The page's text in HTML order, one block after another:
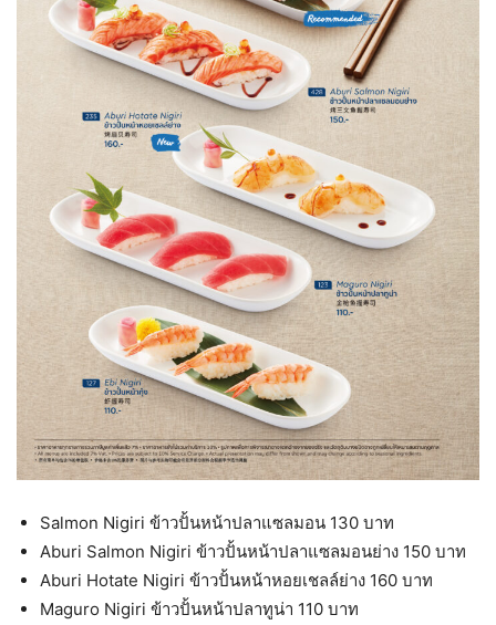
Salmon Nigiri ข้าวปั้นหน้าปลาแซลมอน 130 บาท
Aburi Salmon Nigiri ข้าวปั้นหน้าปลาแซลมอนย่าง 150 บาท
Aburi Hotate Nigiri ข้าวปั้นหน้าหอยเชลล์ย่าง 160 บาท
Maguro Nigiri ข้าวปั้นหน้าปลาทูน่า 110 บาท